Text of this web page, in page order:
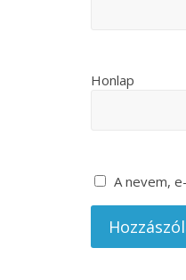
Honlap
A nevem,